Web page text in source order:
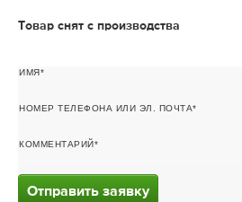
Товар снят с производства
ИМЯ
НОМЕР ТЕЛЕФОНА ИЛИ ЭЛ. ПОЧТА
КОММЕНТАРИЙ
Отправить заявку